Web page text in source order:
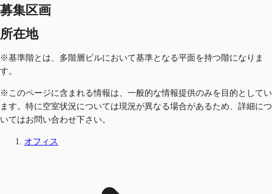
募集区画
所在地
※基準階とは、多階層ビルにおいて基準となる平面を持つ階になりま
す。
※このページに含まれる情報は、一般的な情報提供のみを目的としてい
ます。特に空室状況については現況が異なる場合があるため、詳細につ
いてはお問い合わせ下さい。
オフィス